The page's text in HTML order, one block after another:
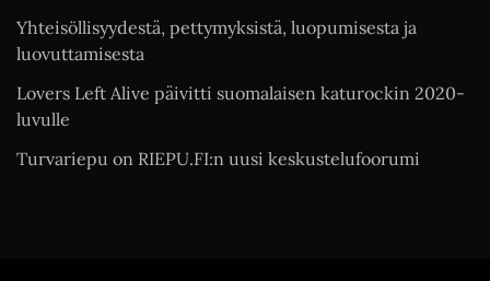
Yhteisöllisyydestä, pettymyksistä, luopumisesta ja
luovuttamisesta
Lovers Left Alive päivitti suomalaisen katurockin 2020-
luvulle
Turvariepu on RIEPU.FI:n uusi keskustelufoorumi